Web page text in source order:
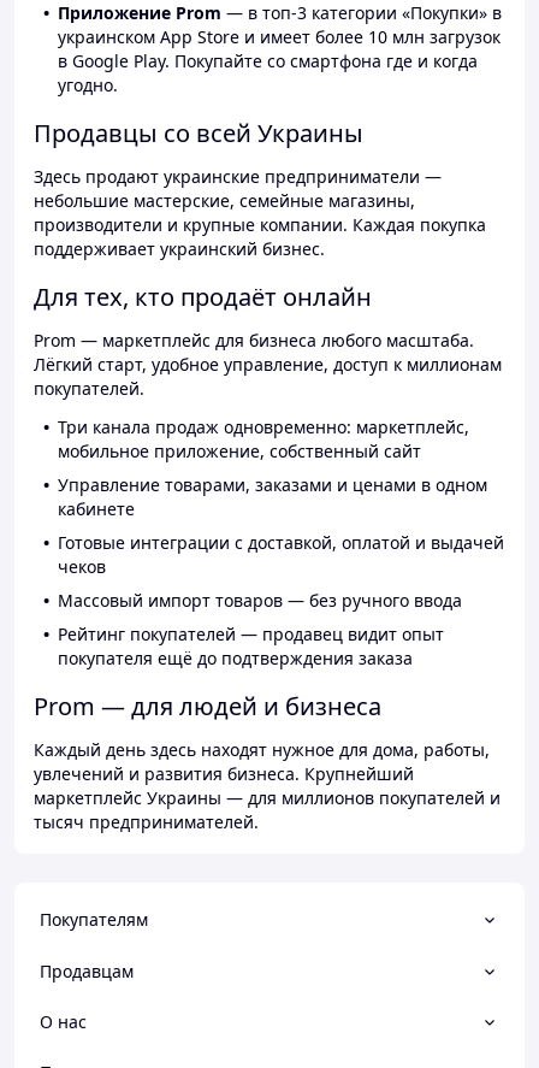
Приложение Prom — в топ-3 категории «Покупки» в
украинском App Store и имеет более 10 млн загрузок
в Google Play. Покупайте со смартфона где и когда
угодно.
Продавцы со всей Украины
Здесь продают украинские предприниматели —
небольшие мастерские, семейные магазины,
производители и крупные компании. Каждая покупка
поддерживает украинский бизнес.
Для тех, кто продаёт онлайн
Prom — маркетплейс для бизнеса любого масштаба.
Лёгкий старт, удобное управление, доступ к миллионам
покупателей.
Три канала продаж одновременно: маркетплейс,
мобильное приложение, собственный сайт
Управление товарами, заказами и ценами в одном
кабинете
Готовые интеграции с доставкой, оплатой и выдачей
чеков
Массовый импорт товаров — без ручного ввода
Рейтинг покупателей — продавец видит опыт
покупателя ещё до подтверждения заказа
Prom — для людей и бизнеса
Каждый день здесь находят нужное для дома, работы,
увлечений и развития бизнеса. Крупнейший
маркетплейс Украины — для миллионов покупателей и
тысяч предпринимателей.
Покупателям
Продавцам
О нас